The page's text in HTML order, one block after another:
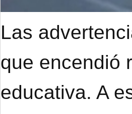
Las
que encendió
educativa. A